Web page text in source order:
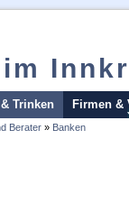
Trinken Firmen &
Berater » Banken